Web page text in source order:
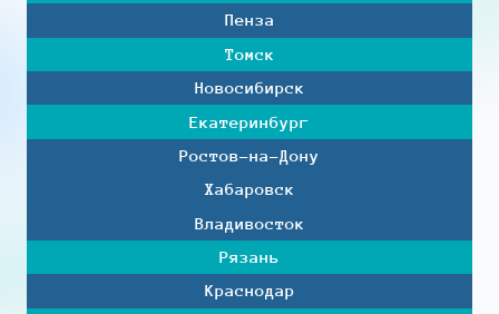
Пенза
Томск
Новосибирск
Екатеринбург
Ростов-на-Дону
Хабаровск
Владивосток
Рязань
Краснодар